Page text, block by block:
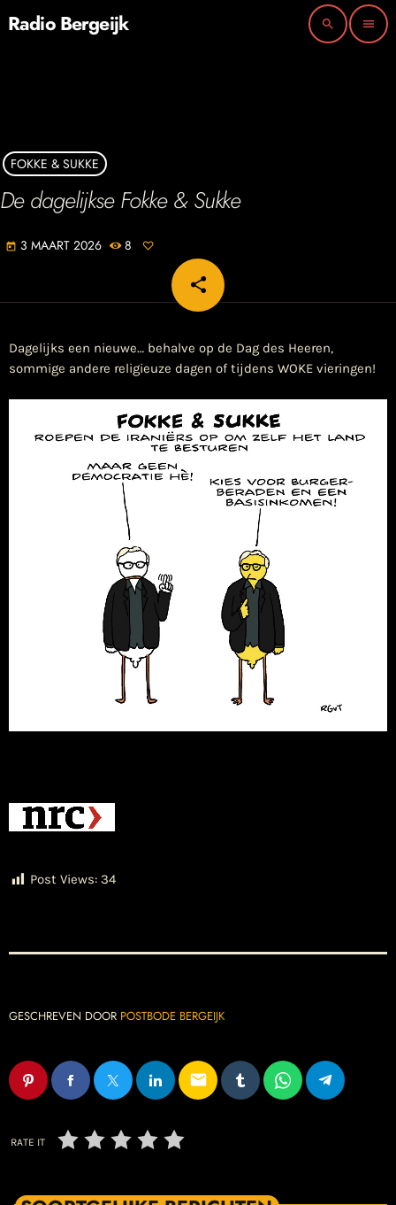
Radio Bergeijk search menu
FOKKE & SUKKE
De dagelijkse Fokke & Sukke
today 3 MAART 2026 8
share
email
Dagelijks een nieuwe… behalve op de Dag des Heeren,
sommige andere religieuze dagen of tijdens WOKE vieringen!
Post Views: 34
GESCHREVEN DOOR POSTBODE BERGEIJK
email
RATE IT